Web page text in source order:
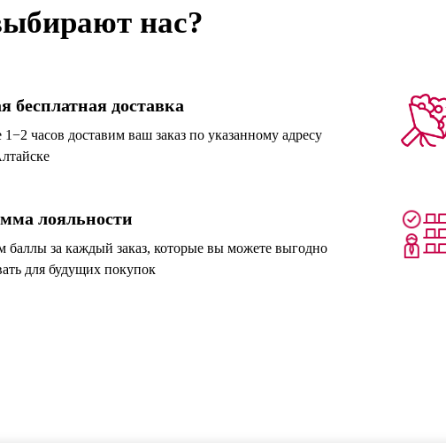
нас?
бесплатная доставка
часов доставим ваш заказ по указанному адресу
лояльности
баллы за каждый заказ, которые вы можете выгодно
для будущих покупок